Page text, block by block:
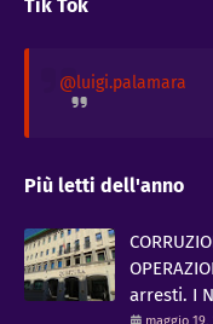
Tik Tok
@luigi.palamara
Più letti dell'anno
arresti. I